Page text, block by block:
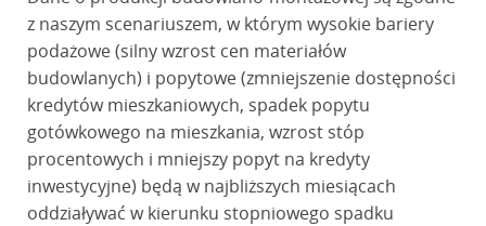
z naszym scenariuszem, w którym wysokie bariery
podażowe (silny wzrost cen materiałów
budowlanych) i popytowe (zmniejszenie dostępności
kredytów mieszkaniowych, spadek popytu
gotówkowego na mieszkania, wzrost stóp
procentowych i mniejszy popyt na kredyty
inwestycyjne) będą w najbliższych miesiącach
oddziaływać w kierunku stopniowego spadku